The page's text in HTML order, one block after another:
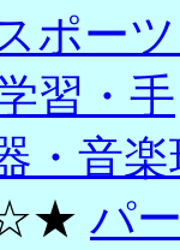
ポー
習・手
・音楽
パ